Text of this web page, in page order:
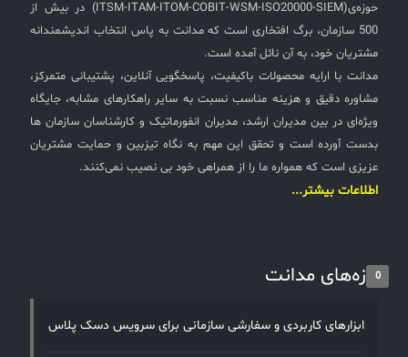
حوزه‌ی(ITSM-ITAM-ITOM-COBIT-WSM-ISO20000-SIEM) در بیش از
500 سازمان، برگ افتخاری است که مدانت به پاس انتخاب اندیشمندانه
مشتریان خود، به آن نائل آمده است.
مدانت با ارایه محصولات باکیفیت، پاسخگویی آنلاین، پشتیبانی متمرکز،
مشاوره دقیق و هزینه مناسب نسبت به سایر راهکارهای مشابه، جایگاه
ویژه‌ای در بین مدیران ارشد، مدیران انفورماتیک و کارشناسان سازمان ها
بدست آورده است و تحقق این مهم به نگاه تیزبین و حمایت مشتریان
عزیزی است که همواره ما را از همراهی خود بی نصیب نمی‌کنند.
اطلاعات بیشتر...
تازه‌های مدانت0
ابزارهای کاربردی و سفارشی سازمانی برای سرویس دسک پلاس